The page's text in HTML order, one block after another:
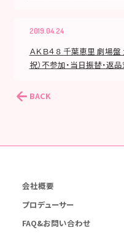
2019.04.24
ＡＫＢ４８ 千葉恵里 劇場盤
祝）不参加・当日振替・返
BACK
会社概要
プロデューサー
FAQ&お問い合わせ